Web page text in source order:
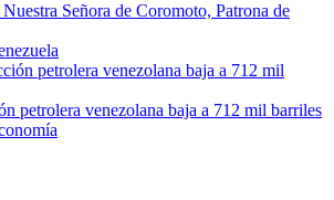
Señora de Coromoto, Patrona de
petrolera venezolana baja a 712 mil barriles